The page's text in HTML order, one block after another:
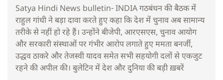
Satya Hindi News bulletin- INDIA गठबंधन की बैठक में
राहुल गांधी ने बड़ा दावा करते हुए कहा कि देश में चुनाव अब सामान्य
तरीके से नहीं हो रहे हैं। उन्होंने बीजेपी, आरएसएस, चुनाव आयोग
और सरकारी संस्थाओं पर गंभीर आरोप लगाते हुए ममता बनर्जी,
उद्धव ठाकरे और तेजस्वी यादव समेत सभी सहयोगी दलों से एकजुट
रहने की अपील की। बुलेटिन में देश और दुनिया की बड़ी ख़बरें